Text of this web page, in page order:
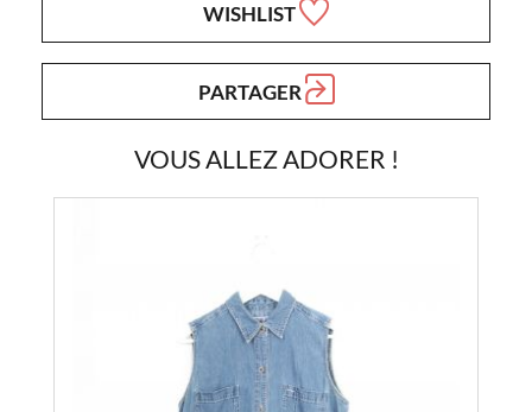
WISHLIST
PARTAGER
VOUS ALLEZ ADORER !